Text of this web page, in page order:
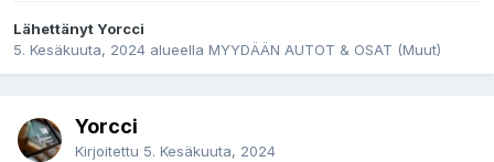
Lähettänyt Yorcci
5. Kesäkuuta, 2024 alueella MYYDÄÄN AUTOT & OSAT (Muut)
Yorcci
Kirjoitettu 5. Kesäkuuta, 2024